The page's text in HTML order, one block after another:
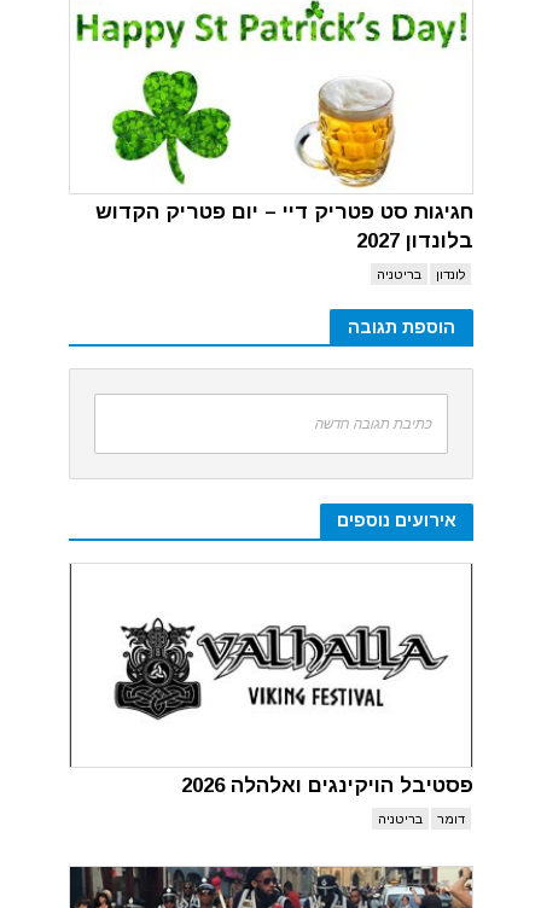
חגיגות סט פטריק דיי – יום פטריק הקדוש
בלונדון 2027
לונדון בריטניה
הוספת תגובה
כתיבת תגובה חדשה
אירועים נוספים
פסטיבל הויקינגים ואלהלה 2026
דומר בריטניה